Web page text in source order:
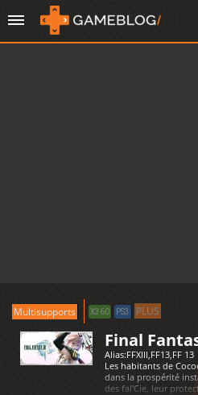
Multisupports X360 PS3 PLUS
Final
Alias:FFXIII,FF13,FF 13
Les habitants de
dans la prospérité
des fal'Cie, leur